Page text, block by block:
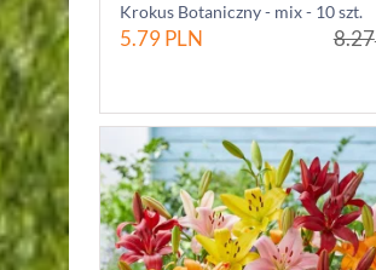
Krokus Botaniczny - mix - 10 szt.
5.79PLN 8.27